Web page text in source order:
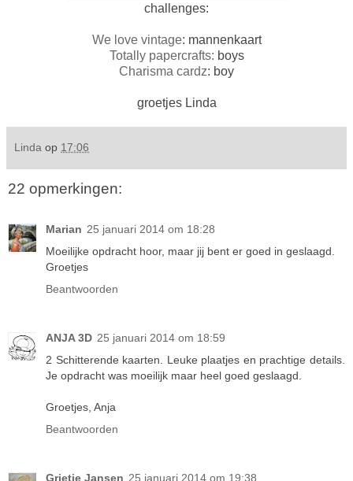
challenges:
We love vintage: mannenkaart
Totally papercrafts: boys
Charisma cardz: boy
groetjes Linda
Linda op 17:06
22 opmerkingen:
Marian 25 januari 2014 om 18:28
Moeilijke opdracht hoor, maar jij bent er goed in geslaagd.
Groetjes
Beantwoorden
ANJA 3D 25 januari 2014 om 18:59
2 Schitterende kaarten. Leuke plaatjes en prachtige details.
Je opdracht was moeilijk maar heel goed geslaagd.
Groetjes, Anja
Beantwoorden
Grietje Jansen 25 januari 2014 om 19:38